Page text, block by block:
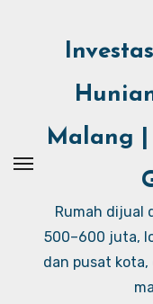
Malang |
Rumah dijual
500–600 juta,
dan pusat